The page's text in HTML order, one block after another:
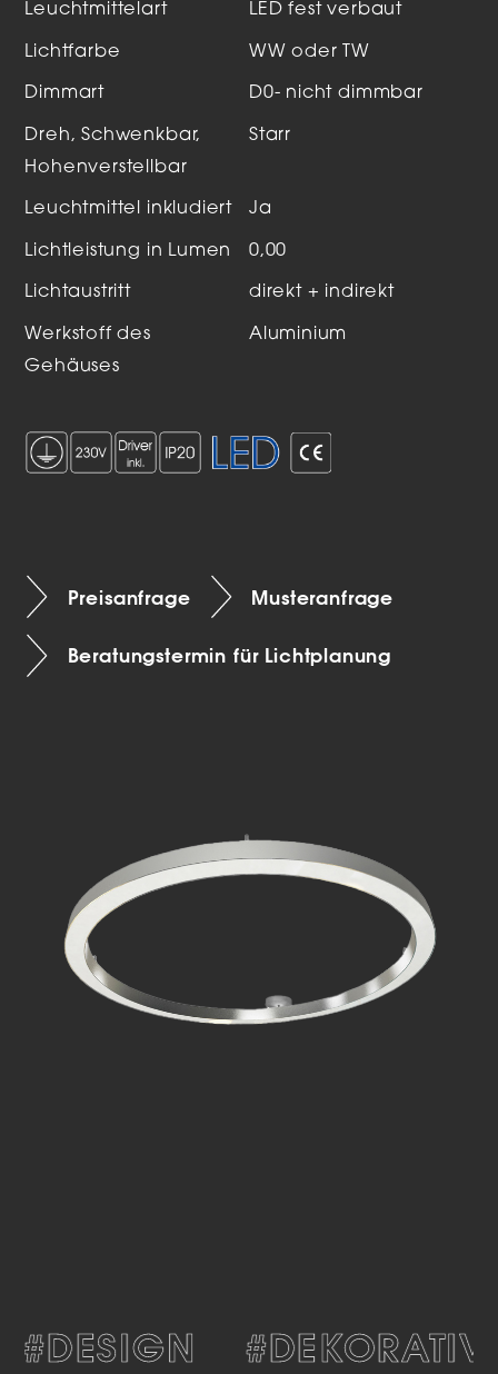
Leuchtmittelart LED fest verbaut
Lichtfarbe WW oder TW
Dimmart D0- nicht dimmbar
Dreh, Schwenkbar,
Hohenverstellbar
Starr
Leuchtmittel inkludiert Ja
Lichtleistung in Lumen 0,00
Lichtaustritt direkt + indirekt
Werkstoff des
Gehäuses
Aluminium
Preisanfrage Musteranfrage
Beratungstermin für Lichtplanung
#DESIGN #DEKORATIV